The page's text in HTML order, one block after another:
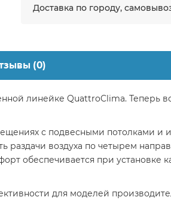
Доставка по городу,
(0)
линейке QuattroClima. Теперь
с подвесными потолками
воздуха по четырем
обеспечивается при установке
для моделей